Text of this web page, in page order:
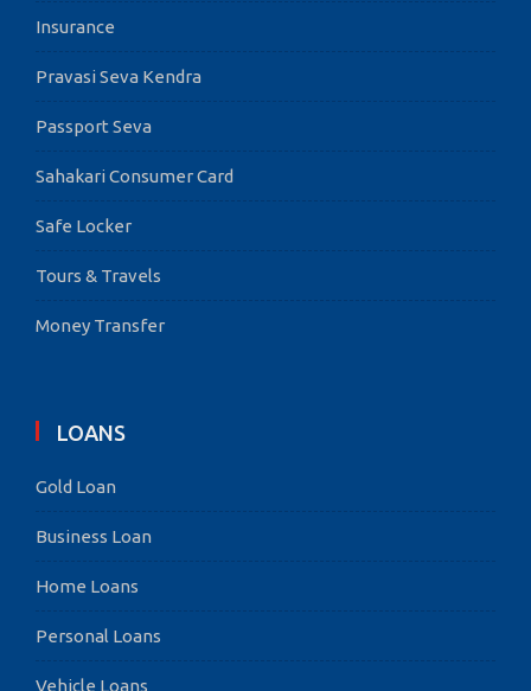
Insurance
Pravasi Seva Kendra
Passport Seva
Sahakari Consumer Card
Safe Locker
Tours & Travels
Money Transfer
LOANS
Gold Loan
Business Loan
Home Loans
Personal Loans
Vehicle Loans